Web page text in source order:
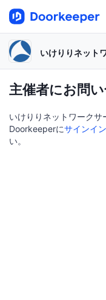
いけりりネット
主催者にお問
いけりりネットワーク
Doorkeeperにサインイ
い。